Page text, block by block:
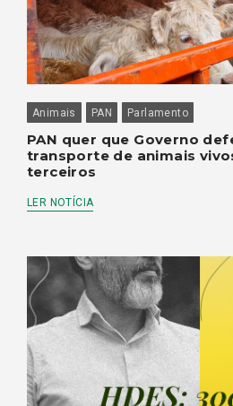
Animais PAN Parlamento
PAN quer que Governo
transporte de animais
terceiros
LER NOTÍCIA